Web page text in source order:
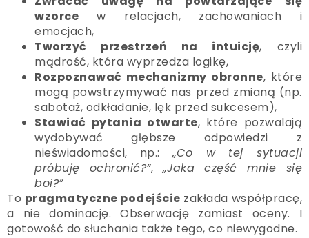
wzorce w relacjach, zachowaniach i
emocjach,
Tworzyć przestrzeń na intuicję, czyli
mądrość, która wyprzedza logikę,
Rozpoznawać mechanizmy obronne, które
mogą powstrzymywać nas przed zmianą (np.
sabotaż, odkładanie, lęk przed sukcesem),
Stawiać pytania otwarte, które pozwalają
wydobywać głębsze odpowiedzi z
nieświadomości, np.:„Co w tej sytuacji
próbuję ochronić?”,„Jaka część mnie się
boi?”
To pragmatyczne podejście zakłada współpracę,
a nie dominację. Obserwację zamiast oceny. I
gotowość do słuchania także tego, co niewygodne.